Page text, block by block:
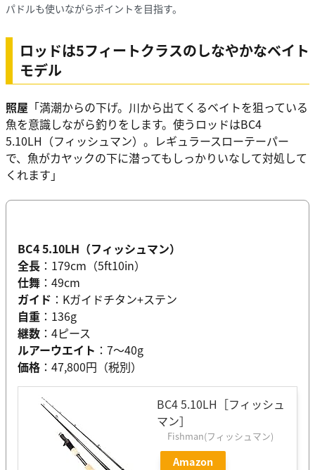
パドルも使いながらポイントを目指す。
ロッドは5フィートクラスのしなやかなベイト
モデル
照屋 「満潮からの下げ。川から出てくるベイトを狙っている
魚を意識しながら釣りをします。使うロッドはBC4
5.10LH（フィッシュマン）。レギュラースローテーパー
で、魚がカヤックの下に潜ってもしっかりいなして対処して
くれます」
BC4 5.10LH（フィッシュマン）
全長 ：179cm（5ft10in）
仕舞 ：49cm
ガイド ：Kガイドチタン+ステン
自重 ：136g
継数 ：4ピース
ルアーウエイト ：7～40g
価格 ：47,800円（税別）
BC4 5.10LH［フィッシュ
マン］
Fishman(フィッシュマン)
Amazon